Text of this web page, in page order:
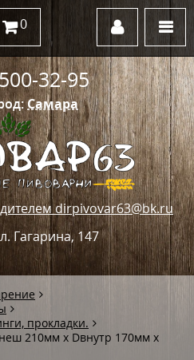
Самара
dirpivovar63@bk.ru
Гагарина, 147
32-95
0
прокладки.
210мм х Dвнутр 170мм х